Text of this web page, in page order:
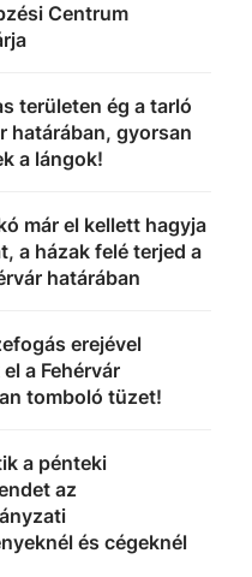
Centrum
területen ég a tarló
határában, gyorsan
a lángok!
már el kellett hagyja
a házak felé terjed a
határában
erejével
a Fehérvár
tomboló tüzet!
a pénteki
az
és cégeknél